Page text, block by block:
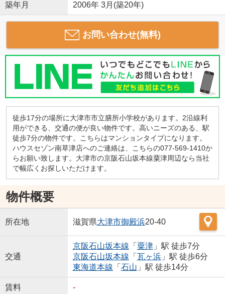
築年月 2006年 3月(築20年)
お問い合わせ(無料)
徒歩17分の場所に大津市市立膳所小学校があります。2沿線利
用ができる、交通の便が良い物件です。高いニーズのある、駅
徒歩7分の物件です。こちらはマンションタイプになります。
ハウスセゾン南草津店へのご連絡は、こちらの077-569-1410か
らお願い致します。大津市の京阪石山坂本線粟津周辺なら当社
で幅広くお探しいただけます。
物件概要
所在地 滋賀県大津市御殿浜20-40
交通
京阪石山坂本線 「 粟津」駅 徒歩7分
京阪石山坂本線 「 瓦ヶ浜」駅 徒歩6分
東海道本線 「 石山 」駅 徒歩14分
賃料 -